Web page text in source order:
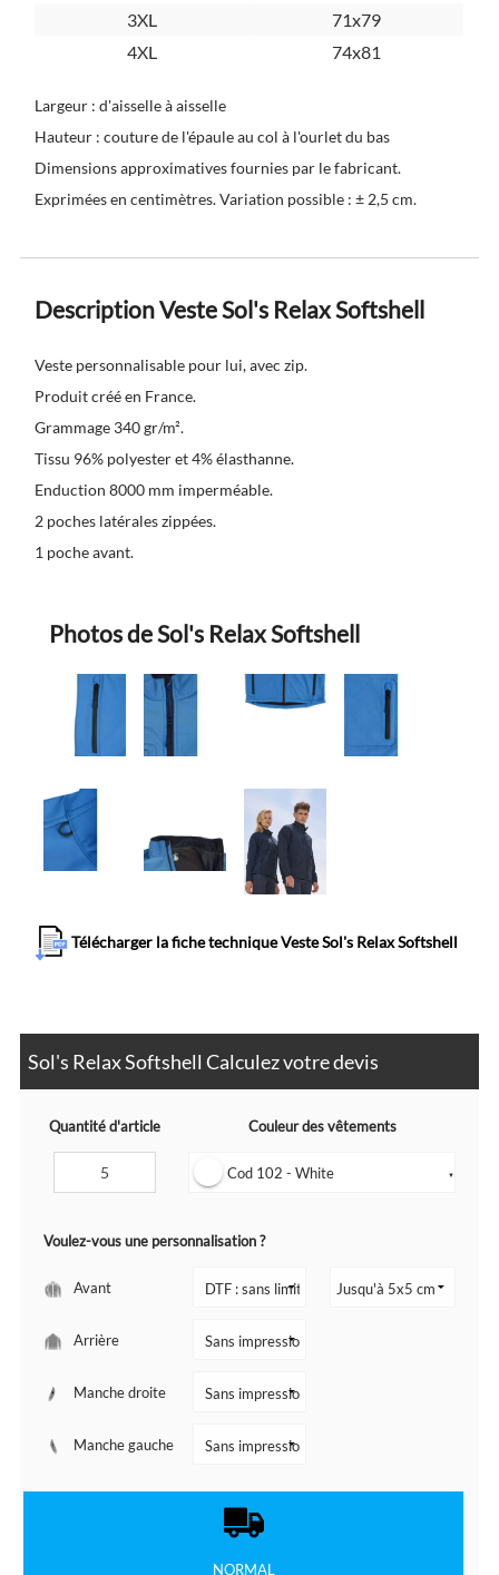
3XL
71x79
4XL
74x81
Largeur : d'aisselle à aisselle
Hauteur : couture de l'épaule au col à l'ourlet du bas
Dimensions approximatives fournies par le fabricant.
Exprimées en centimètres. Variation possible : ± 2,5 cm.
Description Veste Sol's Relax Softshell
Veste personnalisable pour lui, avec zip.
Produit créé en France.
Grammage 340 gr/m².
Tissu 96% polyester et 4% élasthanne.
Enduction 8000 mm imperméable.
2 poches latérales zippées.
1 poche avant.
Photos de Sol's Relax Softshell
Télécharger la fiche technique Veste Sol's Relax Softshell
Sol's Relax Softshell Calculez votre devis
Quantité d'article Couleur des vêtements
Cod 102 - White ▼
Voulez-vous une personnalisation ?
Avant
Arrière
Manche droite
Manche gauche
NORMAL